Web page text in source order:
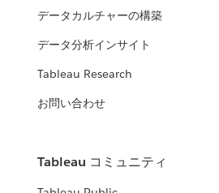
データカルチャーの構築
データ分析インサイト
Tableau Research
お問い合わせ
Tableau コミュニティ